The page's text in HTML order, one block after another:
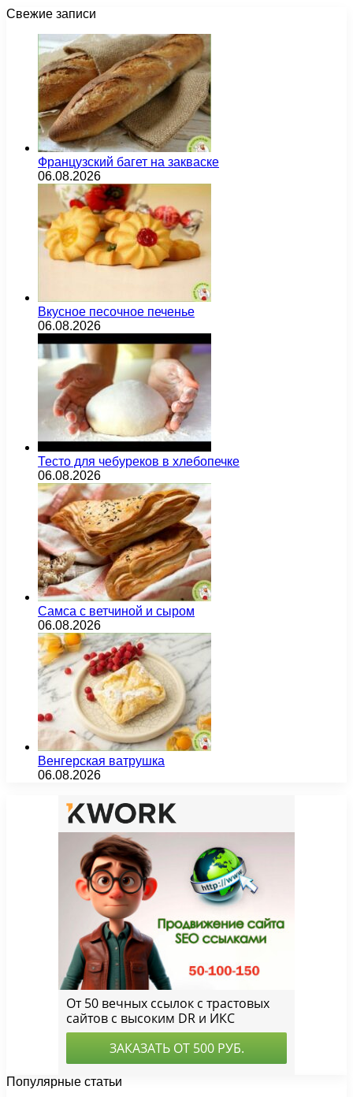
Свежие записи
Французский багет на закваске
06.08.2026
Вкусное песочное печенье
06.08.2026
Тесто для чебуреков в хлебопечке
06.08.2026
Самса с ветчиной и сыром
06.08.2026
Венгерская ватрушка
06.08.2026
Популярные статьи